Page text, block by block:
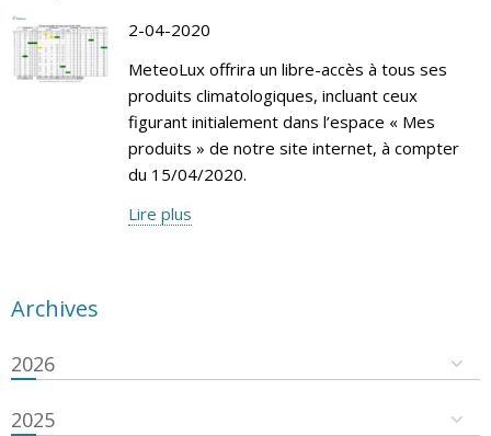
2-04-2020
MeteoLux offrira un libre-accès à tous ses
produits climatologiques, incluant ceux
figurant initialement dans l’espace « Mes
produits » de notre site internet, à compter
du 15/04/2020.
Lire plus
Archives
2026
2025